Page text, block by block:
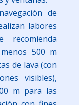
de
labores
500 m
de lava (con
visibles),
m para las